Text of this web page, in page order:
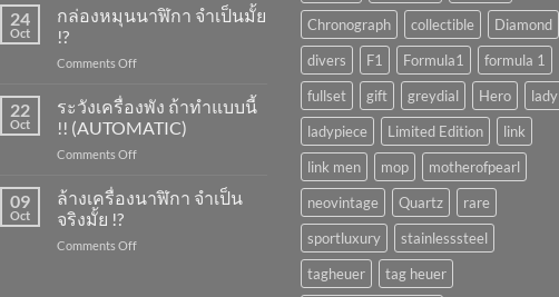
ทำ
ไง
?
24
Oct
กล่องหมุนนาฬิกา จำเป็นมั้ย
!?
Comments Offon
หมุน
จำเป็น
มั้ย
22
Oct
ระวังเครื่องพัง ถ้าทำแบบนี้
!! (AUTOMATIC)
Comments Offon
เครื่อง
ทำ
09
Oct
ล้างเครื่องนาฬิกา จำเป็น
จริงมั้ย !?
Comments Offon
Chronograph
collectible
Diamond
divers
F1 Formula1
formula 1
fullset
gift greydial Hero
lady
ladypiece
Limited Edition
link
link men
mop
motherofpearl
neovintage
Quartz
rare
sportluxury
stainlesssteel
tagheuer
tag heuer